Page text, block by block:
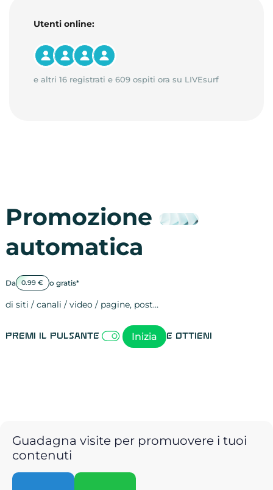
Utenti online:
e altri 16 registrati e 609 ospiti ora su LIVEsurf
Promozione
automatica
Da 0.99 € o gratis*
di siti / canali / video / pagine, post…
Premi il pulsante Inizia e ottieni
Guadagna visite per promuovere i tuoi
contenuti